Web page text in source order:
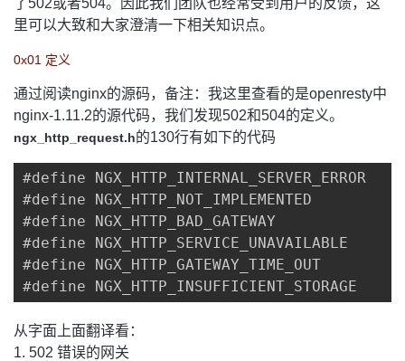
者
的
博
客
我
的
论
坛
我
的
圈
子
我
的
直
播
我
的
活
我
的
发
学
堂
我
的
课
程
我
的
认
我
的
我
Programs
的
持
我
的
技
术
支
我
的
云
声
了502或者504。因此我们团队也经常受到用户的反馈，这
里可以大致和大家澄清一下相关知识点。
0x01 定义
通过阅读nginx的源码，备注：我这里查看的是openresty中
nginx-1.11.2的源代码，我们发现502和504的定义。
ngx_http_request.h的130行有如下的代码
#define NGX_HTTP_INTERNAL_SERVER_ERROR
#define NGX_HTTP_NOT_IMPLEMENTED
#define NGX_HTTP_BAD_GATEWAY
#define NGX_HTTP_SERVICE_UNAVAILABLE
#define NGX_HTTP_GATEWAY_TIME_OUT
#define NGX_HTTP_INSUFFICIENT_STORAGE
从字面上面翻译看：
1. 502 错误的网关